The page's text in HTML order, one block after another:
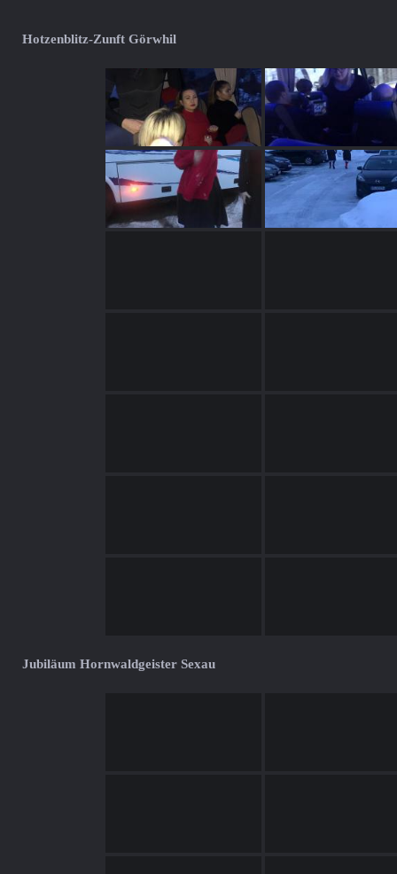
Hotzenblitz-Zunft Görwhil
Jubiläum Hornwaldgeister Sexau